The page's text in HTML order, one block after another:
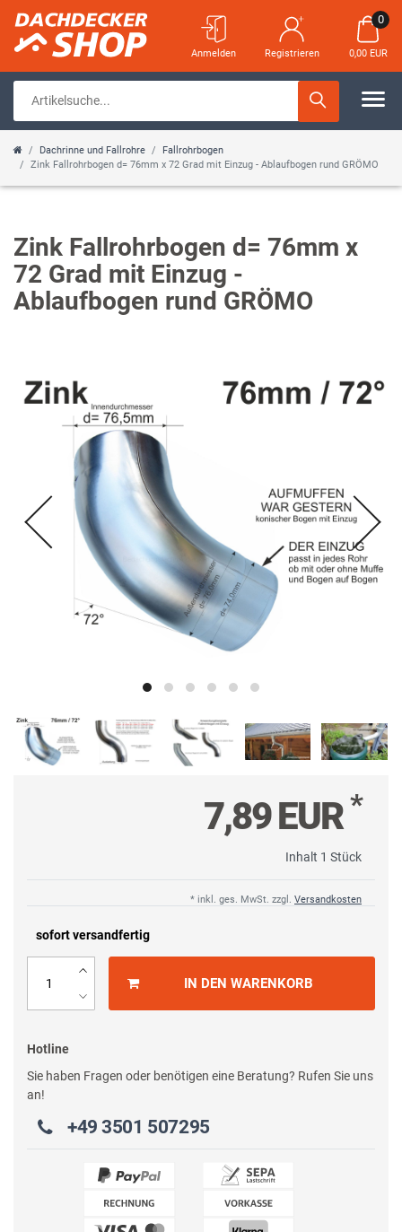
Anmelden Registrieren
0
0,00 EUR
Dachrinne und Fallrohre
Fallrohrbogen
Zink Fallrohrbogen d= 76mm x 72 Grad mit Einzug - Ablaufbogen rund GRÖMO
Zink Fallrohrbogen d= 76mm x
72 Grad mit Einzug -
Ablaufbogen rund GRÖMO
7,89 EUR*
Inhalt 1 Stück
* inkl. ges. MwSt. zzgl. Versandkosten
sofort versandfertig
IN DEN WARENKORB
Hotline
Sie haben Fragen oder benötigen eine Beratung? Rufen Sie uns
an!
+49 3501 507295